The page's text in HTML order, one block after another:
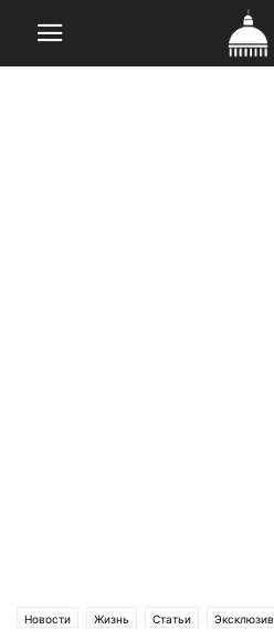
Новости Жизнь Статьи Эксклюзив